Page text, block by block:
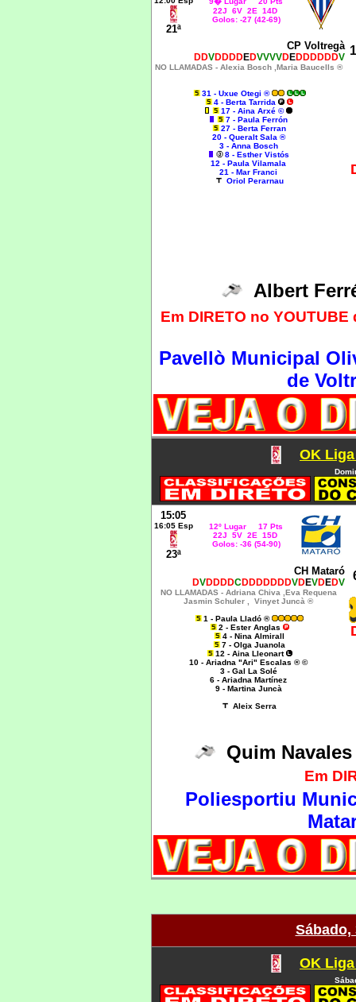
21ª
22J 6V 2E 14D
Golos: -27 (42-69)
CP Voltregà
DDVDDDDEDVVVVDEDDDDDDV
NO LLAMADAS - Alexia Bosch , Maria Baucells ®
31 - Uxue Otegi ®
4 - Berta Tarrida
17 - Aina Arxé ©
7 - Paula Ferrón
27 - Berta Ferran
20 - Queralt Sala ®
3 - Anna Bosch
8 - Esther Vistós
12 - Paula Vilamala
21 - Mar Franci
Oriol Perarnau
Albert
Em DIRETO no
Pavellò Municipal
de
OK
15:05
16:05 Esp
23ª
12º Lugar 17 Pts
22J 5V 2E 15D
Golos: -36 (54-90)
CH Mataró
DVDDDDCDDDDDDDVDEVDEDV
NO LLAMADAS - Adriana Chiva ,Eva Requena
Jasmin Schuler ,
Vinyet Juncà ®
1 - Paula Lladó ®
2 - Ester Anglas
4 - Nina Almirall
7 - Olga Juanola
12 - Aina Lleonart
10 - Ariadna "Ari" Escalas ® ©
3 - Gal La Solé
6 - Ariadna Martínez
9 - Martina Juncà
Aleix Serra
Quim
Em
Poliesportiu
Sábado,
OK